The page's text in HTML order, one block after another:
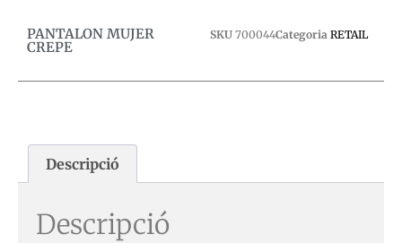
PANTALON MUJER
CREPE
SKU 700044Categoria RETAIL
Descripció
Descripció